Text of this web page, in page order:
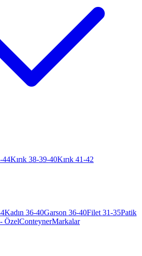
44Kırık 38-39-40Kırık 41-42
Kadın 36-40Garson 36-40Filet 31-35Patik
ÖzelConteynerMarkalar